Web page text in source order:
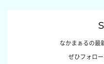
なかまぁるの最
ぜひフォロー